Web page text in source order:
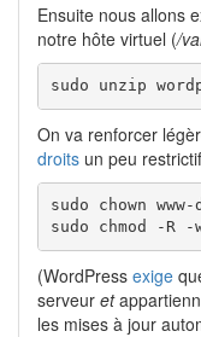
Ensuite nous allons
notre hôte virtuel (/
sudo unzip
On va renforcer
droits un peu
sudo chown
sudo chmod -R -
(WordPress exige
serveur et
les mises à jour